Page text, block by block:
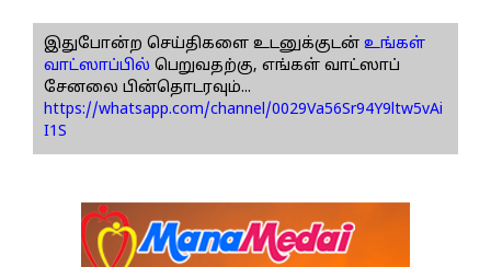
இதுபோன்ற செய்திகளை உடனுக்குடன் உங்கள்
வாட்ஸாப்பில் பெறுவதற்கு, எங்கள் வாட்ஸாப்
சேனலை பின்தொடரவும்...
https://whatsapp.com/channel/0029Va56Sr94Y9ltw5vAi
I1S